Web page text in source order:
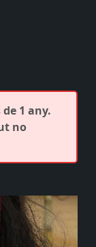
1 any.
no